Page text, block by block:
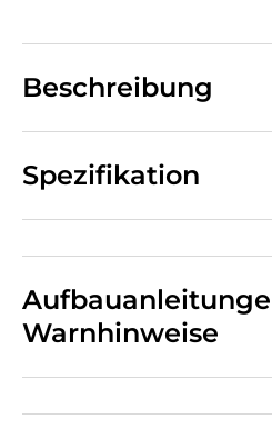
Beschreibung
Spezifikation
Warnhinweise